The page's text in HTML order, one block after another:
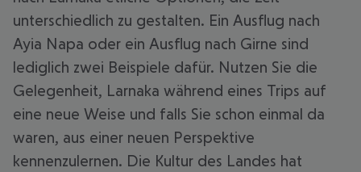
unterschiedlich zu gestalten. Ein Ausflug nach
Ayia Napa oder ein Ausflug nach Girne sind
lediglich zwei Beispiele dafür. Nutzen Sie die
Gelegenheit, Larnaka während eines Trips auf
eine neue Weise und falls Sie schon einmal da
waren, aus einer neuen Perspektive
kennenzulernen. Die Kultur des Landes hat